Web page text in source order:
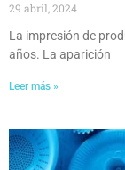
29 abril, 2024
La impresión de
años. La aparición
Leer más »